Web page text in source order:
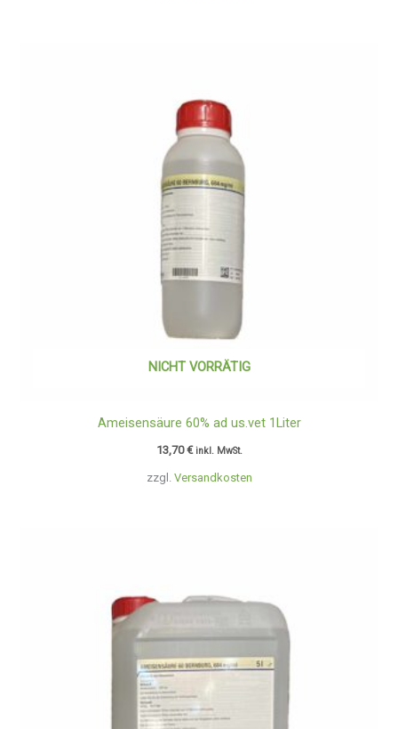
NICHT VORRÄTIG
zzgl. Versandkosten
Ameisensäure 60% ad us.vet 1Liter
13,70€ inkl. MwSt.